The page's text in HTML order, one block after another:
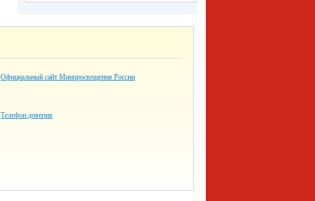
Официальный сайт Минпросвещения России
Телефон доверия